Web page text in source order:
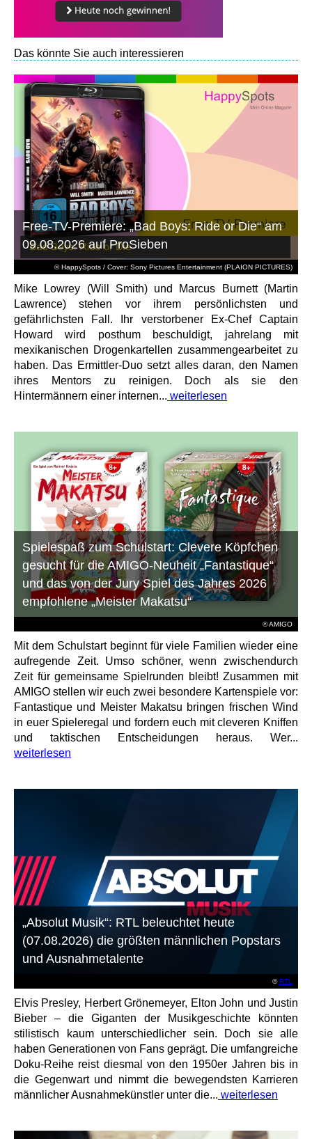
Das könnte Sie auch interessieren
© HappySpots / Cover: Sony Pictures Entertainment (PLAION PICTURES)
Free-TV-Premiere: „Bad Boys: Ride or Die“ am
09.08.2026 auf ProSieben
Mike Lowrey (Will Smith) und Marcus Burnett (Martin
Lawrence) stehen vor ihrem persönlichsten und
gefährlichsten Fall. Ihr verstorbener Ex-Chef Captain
Howard wird posthum beschuldigt, jahrelang mit
mexikanischen Drogenkartellen zusammengearbeitet zu
haben. Das Ermittler-Duo setzt alles daran, den Namen
ihres Mentors zu reinigen. Doch als sie den
Hintermännern einer internen... weiterlesen
© AMIGO
Spielespaß zum Schulstart: Clevere Köpfchen
gesucht für die AMIGO-Neuheit „Fantastique“
und das von der Jury Spiel des Jahres 2026
empfohlene „Meister Makatsu“
Mit dem Schulstart beginnt für viele Familien wieder eine
aufregende Zeit. Umso schöner, wenn zwischendurch
Zeit für gemeinsame Spielrunden bleibt! Zusammen mit
AMIGO stellen wir euch zwei besondere Kartenspiele vor:
Fantastique und Meister Makatsu bringen frischen Wind
in euer Spieleregal und fordern euch mit cleveren Kniffen
und taktischen Entscheidungen heraus. Wer...
weiterlesen
©RTL
„Absolut Musik“: RTL beleuchtet heute
(07.08.2026) die größten männlichen Popstars
und Ausnahmetalente
Elvis Presley, Herbert Grönemeyer, Elton John und Justin
Bieber – die Giganten der Musikgeschichte könnten
stilistisch kaum unterschiedlicher sein. Doch sie alle
haben Generationen von Fans geprägt. Die umfangreiche
Doku-Reihe reist diesmal von den 1950er Jahren bis in
die Gegenwart und nimmt die bewegendsten Karrieren
männlicher Ausnahmekünstler unter die... weiterlesen